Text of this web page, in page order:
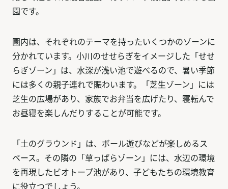
園です。
園内は、それぞれのテーマを持ったいくつかのゾーンに
分かれています。小川のせせらぎをイメージした「せせ
らぎゾーン」は、水深が浅い池で遊べるので、暑い季節
には多くの親子連れで賑わいます。「芝生ゾーン」には
芝生の広場があり、家族でお弁当を広げたり、寝転んで
お昼寝を楽しんだりすることが可能です。
「土のグラウンド」は、ボール遊びなどが楽しめるス
ペース。その隣の「草っぱらゾーン」には、水辺の環境
を再現したビオトープ池があり、子どもたちの環境教育
に役立つでしょう。